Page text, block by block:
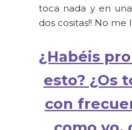
toca nada y en
dos cositas!! No me
¿Habéis
esto? ¿Os
con